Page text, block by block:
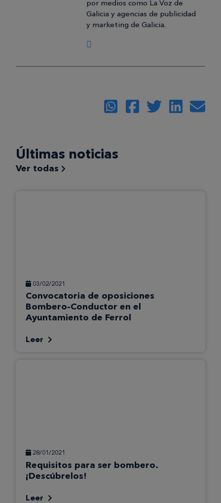
por medios como La Voz de
Galicia y agencias de publicidad
y marketing de Galicia.
Últimas noticias
Ver todas
03/02/2021
Convocatoria de oposiciones
Bombero-Conductor en el
Ayuntamiento de Ferrol
Leer
28/01/2021
Requisitos para ser bombero.
¡Descúbrelos!
Leer